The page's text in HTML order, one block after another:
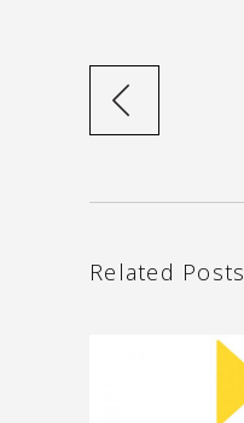
Related Posts